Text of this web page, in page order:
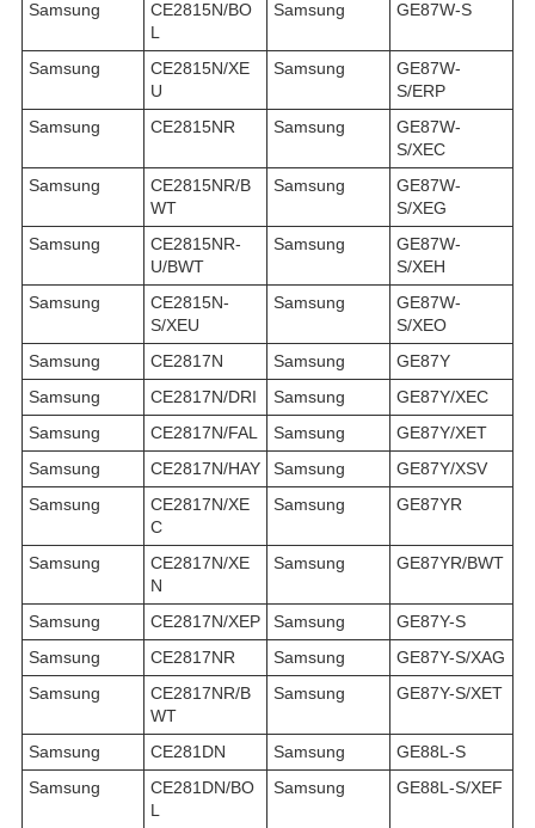
Samsung
CE2815N/BO
L
Samsung GE87W-S
Samsung
CE2815N/XE
U
Samsung
GE87W-
S/ERP
Samsung
CE2815NR Samsung
GE87W-
S/XEC
Samsung
CE2815NR/B
WT
Samsung
GE87W-
S/XEG
Samsung
CE2815NR-
U/BWT
Samsung
GE87W-
S/XEH
Samsung
CE2815N-
S/XEU
Samsung
GE87W-
S/XEO
Samsung
CE2817N Samsung
GE87Y
Samsung
CE2817N/DRI Samsung
GE87Y/XEC
Samsung
CE2817N/FAL Samsung
GE87Y/XET
Samsung
CE2817N/HAY Samsung
GE87Y/XSV
Samsung
CE2817N/XE
C
Samsung GE87YR
Samsung
CE2817N/XE
N
Samsung GE87YR/BWT
Samsung CE2817N/XEP Samsung
GE87Y-S
Samsung
CE2817NR Samsung
GE87Y-S/XAG
Samsung
CE2817NR/B
WT
Samsung GE87Y-S/XET
Samsung CE281DN Samsung
GE88L-S
Samsung
CE281DN/BO
L
Samsung GE88L-S/XEF